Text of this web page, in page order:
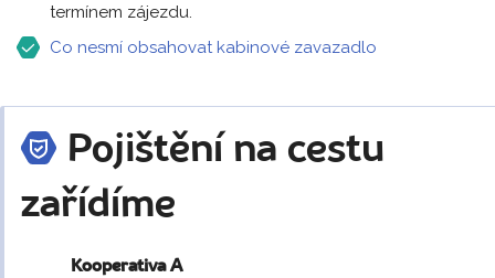
termínem zájezdu.
Co nesmí obsahovat kabinové zavazadlo
Pojištění na cestu
zařídíme
Kooperativa A